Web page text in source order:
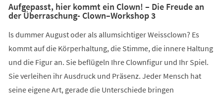
Aufgepasst, hier kommt ein Clown! – Die Freude an
der Überraschung- Clown–Workshop 3
ls dummer August oder als allumsichtiger Weissclown? Es
kommt auf die Körperhaltung, die Stimme, die innere Haltung
und die Figur an. Sie beflügeln Ihre Clownfigur und Ihr Spiel.
Sie verleihen ihr Ausdruck und Präsenz. Jeder Mensch hat
seine eigene Art, gerade die Unterschiede bringen